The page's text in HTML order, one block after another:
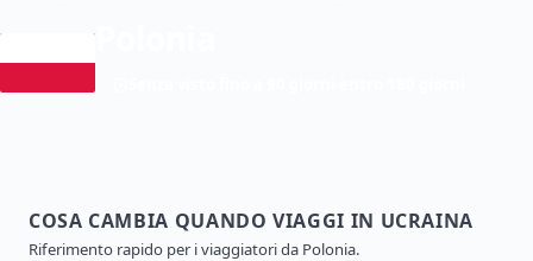
COSA CAMBIA QUANDO VIAGGI IN UCRAINA
Riferimento rapido per i viaggiatori da Polonia.